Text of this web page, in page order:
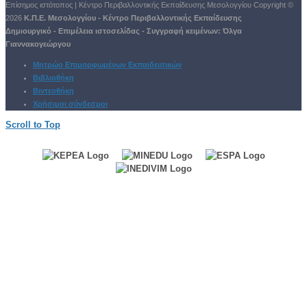
Επίσημος ιστότοπος | Κέντρο Περιβαλλοντικής Εκπαίδευσης Μεσολογγίου Copyright ©
2026 Κ.Π.Ε. Μεσολογγίου - Κέντρο Περιβαλλοντικής Εκπαίδευσης
Δημιουργικό - Επιμέλεια ιστοσελίδας - Συγγραφή κειμένων: Όλγα
Γιαννακογεώργου
Μητρώο Επιμορφωμένων Εκπαιδευτικών
Βιβλιοθήκη
Βιντεοθήκη
Χρήσιμοι σύνδεσμοι
Scroll to Top